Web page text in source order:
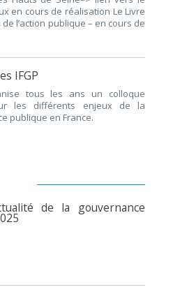
en cours de réalisation Le Livre
l’action publique – en cours de
IFGP
tous les ans un colloque
les différents enjeux de la
publique en France.
de la gouvernance